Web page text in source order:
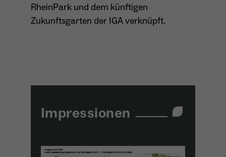
RheinPark und dem künftigen
Zukunftsgarten der IGA verknüpft.
Impressionen